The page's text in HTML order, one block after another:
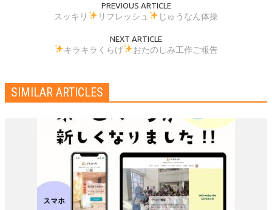
PREVIOUS ARTICLE
スッキリ リフレッシュ じゅうなん体操
NEXT ARTICLE
キラキラくらげ おたのしみ工作ご報告
SIMILAR ARTICLES